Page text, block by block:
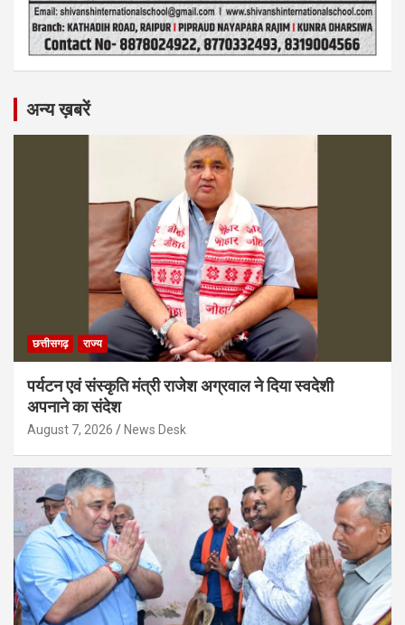
अन्य ख़बरें
छत्तीसगढ़ राज्य
पर्यटन एवं संस्कृति मंत्री राजेश अग्रवाल ने दिया स्वदेशी
अपनाने का संदेश
August 7, 2026 News Desk